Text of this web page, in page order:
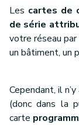
Les cartes de
de série
votre réseau
un bâtiment, un
Cependant, il n’y
(donc dans la
carte